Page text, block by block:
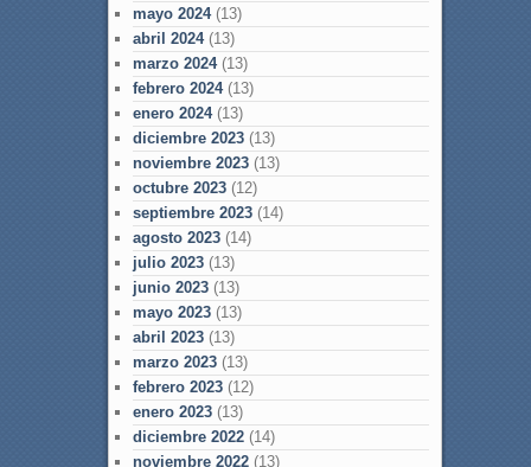
mayo 2024(13)
abril 2024(13)
marzo 2024(13)
febrero 2024(13)
enero 2024(13)
diciembre 2023(13)
noviembre 2023(13)
octubre 2023(12)
septiembre 2023(14)
agosto 2023(14)
julio 2023(13)
junio 2023(13)
mayo 2023(13)
abril 2023(13)
marzo 2023(13)
febrero 2023(12)
enero 2023(13)
diciembre 2022(14)
noviembre 2022(13)